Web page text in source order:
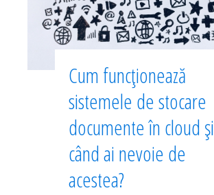
Cum funcționează
sistemele de stocare
documente în cloud și
când ai nevoie de
acestea?